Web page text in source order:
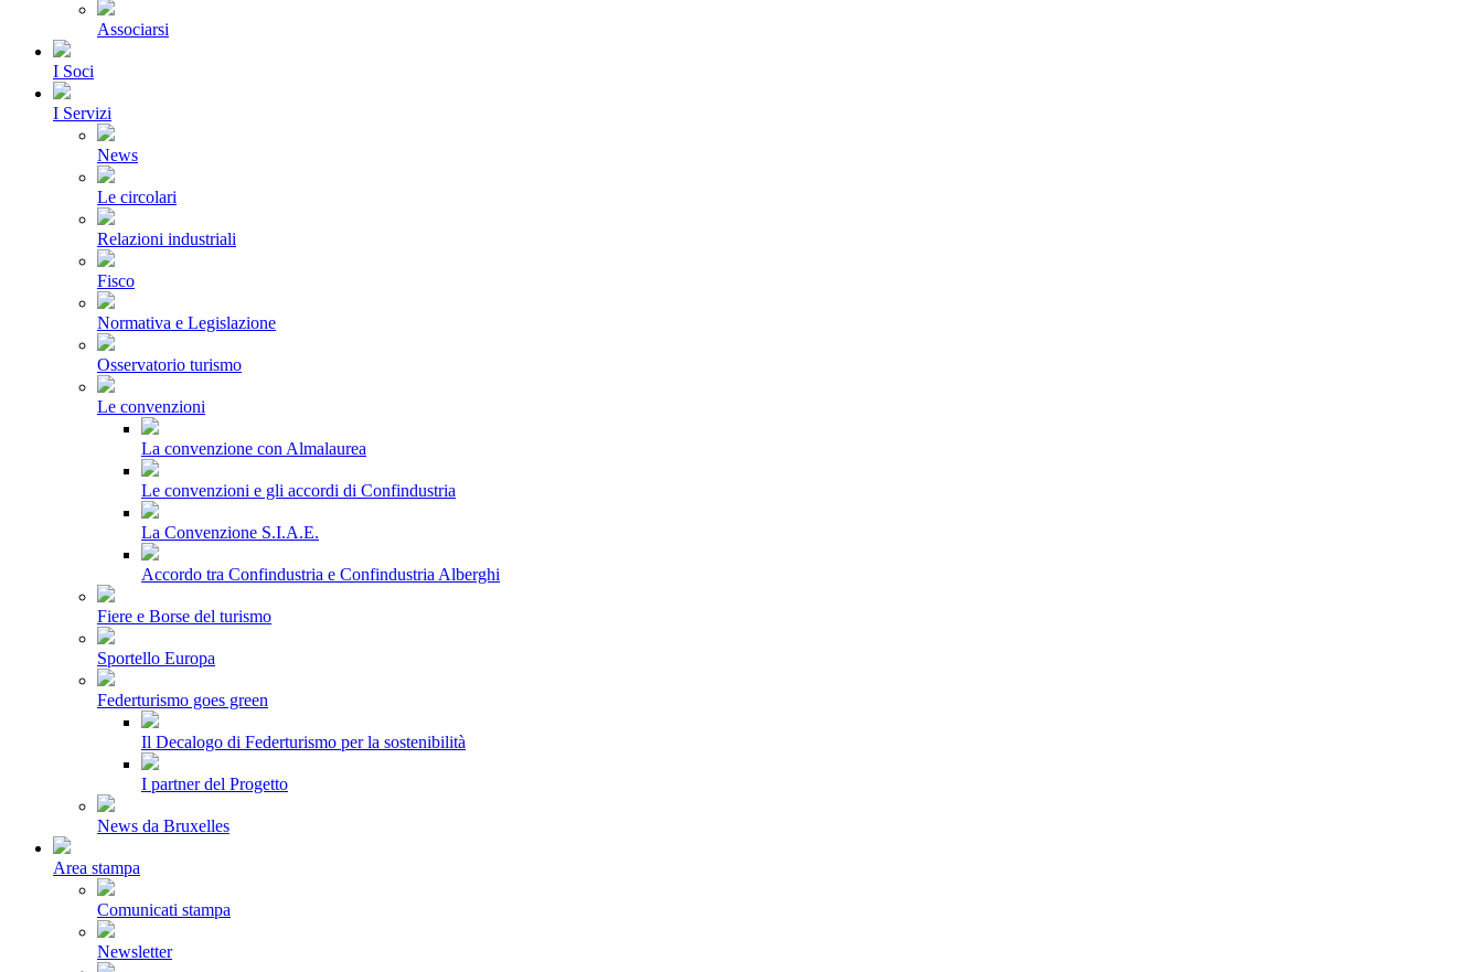
Associarsi
I Soci
I Servizi
News
Le circolari
Relazioni industriali
Fisco
Normativa e Legislazione
Osservatorio turismo
Le convenzioni
La convenzione con Almalaurea
Le convenzioni e gli accordi di Confindustria
La Convenzione S.I.A.E.
Accordo tra Confindustria e Confindustria Alberghi
Fiere e Borse del turismo
Sportello Europa
Federturismo goes green
Il Decalogo di Federturismo per la sostenibilità
I partner del Progetto
News da Bruxelles
Area stampa
Comunicati stampa
Newsletter